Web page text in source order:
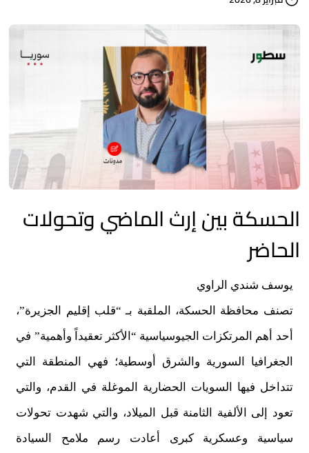
الحسكة بين إرث الماضي وتحولات
الحاضر
يوسف شندي الراوي
تصنف محافظة الحسكة، الملقبة بـ “قلب إقليم الجزيرة”،
أحد أهم المرتكزات الجيوسياسية “الأكثر تعقيداً وأهمية” في
الجغرافيا السورية والشرق أوسطية؛ فهي المنطقة التي
تتداخل فيها السويات الحضارية الموغلة في القدم، والتي
تعود إلى الألفية الثامنة قبل الميلاد، والتي شهدت تحولات
سياسية وعسكرية كبرى أعادت رسم ملامح السيادة